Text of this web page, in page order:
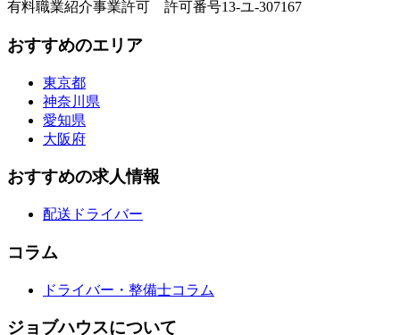
有料職業紹介事業許可 許可番号13-ユ-307167
おすすめのエリア
東京都
神奈川県
愛知県
大阪府
おすすめの求人情報
配送ドライバー
コラム
ドライバー・整備士コラム
ジョブハウスについて